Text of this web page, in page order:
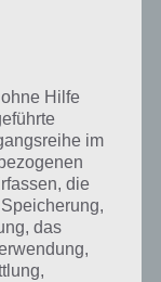
Hilfe
im
die
das